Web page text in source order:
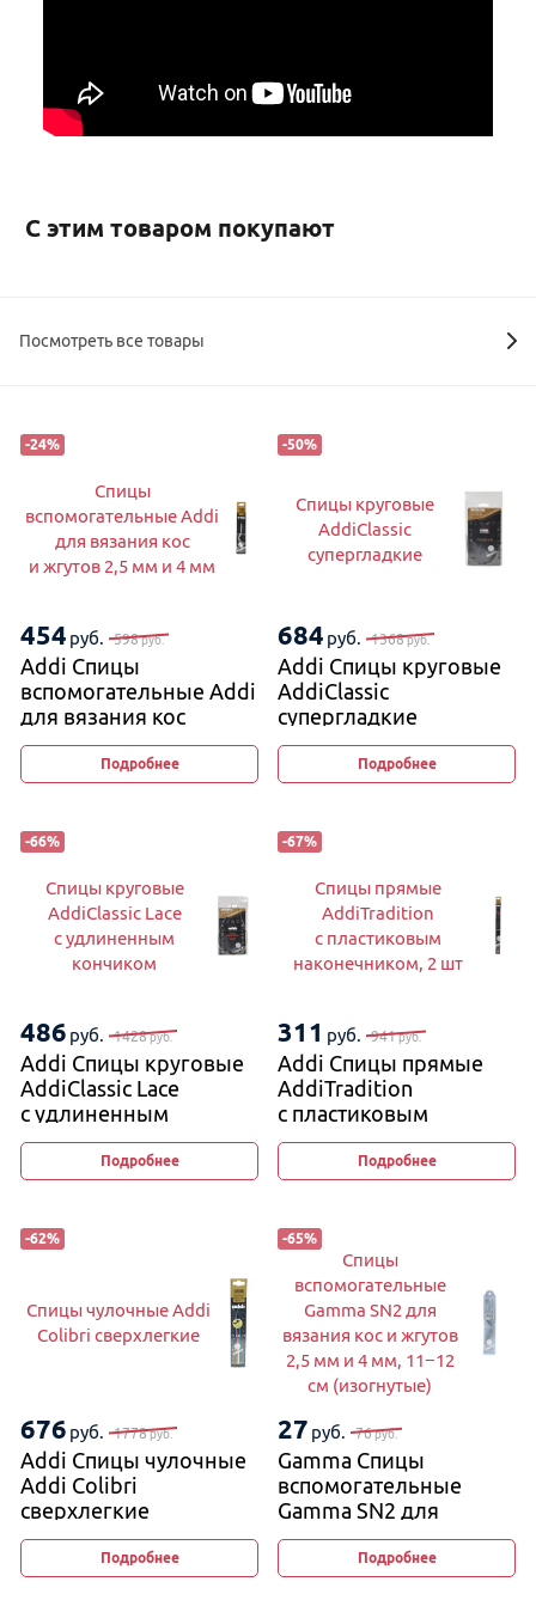
С этим товаром покупают
Посмотреть все товары
-24%
Спицы
вспомогательные Addi
для вязания кос
и жгутов 2,5 мм и 4 мм
454 руб. 598руб.
Addi Спицы
вспомогательные Addi
для вязания кос
и жгутов 2,5 мм и 4 мм
Подробнее
-50%
Спицы круговые
AddiClassic
супергладкие
684 руб. 1368руб.
Addi Спицы круговые
AddiClassic
супергладкие
Подробнее
-66%
Спицы круговые
AddiClassic Lace
с удлиненным
кончиком
486 руб. 1428руб.
Addi Спицы круговые
AddiClassic Lace
с удлиненным
кончиком
Подробнее
-67%
Спицы прямые
AddiTradition
с пластиковым
наконечником, 2 шт
311 руб. 941руб.
Addi Спицы прямые
AddiTradition
с пластиковым
наконечником, 2 шт
Подробнее
-62%
Спицы чулочные Addi
Colibri сверхлегкие
676 руб. 1778руб.
Addi Спицы чулочные
Addi Colibri
сверхлегкие
Подробнее
-65%
Спицы
вспомогательные
Gamma SN2 для
вязания кос и жгутов
2,5 мм и 4 мм, 11−12
см (изогнутые)
27 руб. 76руб.
Gamma Спицы
вспомогательные
Gamma SN2 для
вязания кос и жгутов
2,5 мм и 4 мм, 11−12 см
(изогнутые)
Подробнее